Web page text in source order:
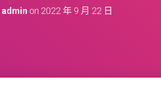
admin on 2022 年 9 月 22 日